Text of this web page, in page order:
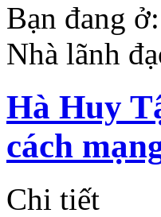
Bạn đang ở:
Nhà lãnh
Hà Huy
cách
Chi tiết